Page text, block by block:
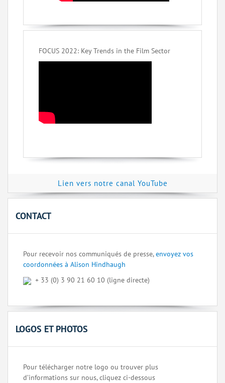
FOCUS 2022: Key Trends in the Film Sector
Lien vers notre canal YouTube
CONTACT
Pour recevoir nos communiqués de presse,envoyez vos
coordonnées à Alison Hindhaugh
+ 33 (0) 3 90 21 60 10 (ligne directe)
LOGOS ET PHOTOS
Pour télécharger notre logo ou trouver plus
d’informations sur nous, cliquez ci-dessous